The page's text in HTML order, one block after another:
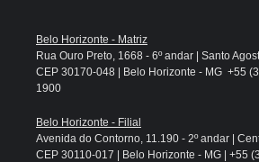
Belo Horizonte - Matriz
Rua Ouro Preto, 1668 - 6º andar | Santo
CEP 30170-048 | Belo Horizonte - MG +55
1900
Belo Horizonte - Filial
Avenida do Contorno, 11.190 - 2º andar |
CEP 30110-017 | Belo Horizonte - MG | +55